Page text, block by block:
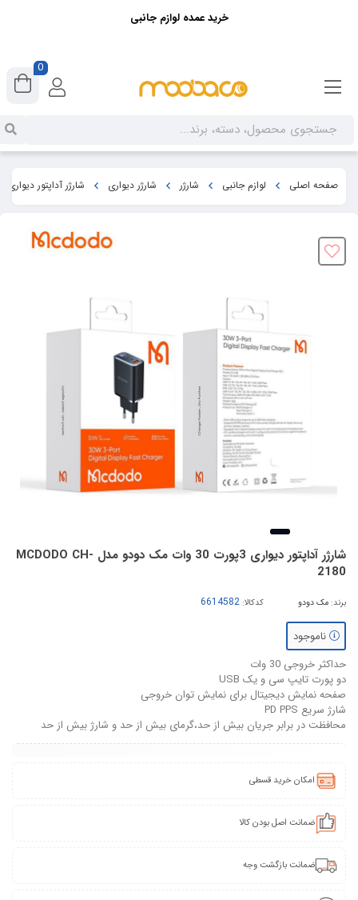
صفحه اصلی لوازم جانبی شارژر شارژر دیواری شارژر آداپتور دیواری 3پورت 30 وات مک دودو مدل MCDODO CH-2180
شارژر آداپتور دیواری 3پورت 30 وات مک دودو مدل MCDODO CH-
2180
برند: مک دودو کدکالا:
ناموجود
حداکثر خروجی 30 وات
دو پورت تایپ سی و یک USB
صفحه نمایش دیجیتال برای نمایش توان خروجی
شارژ سریع PD PPS
محافظت در برابر جریان بیش از حد،گرمای بیش از حد و شارژ بیش از حد
امکان خرید قسطی
ضمانت اصل بودن کالا
ضمانت بازگشت وجه
خرید عمده لوازم جانبی
0